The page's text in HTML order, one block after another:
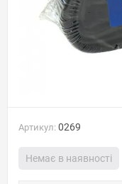
Артикул: 0269
Немає в наявності